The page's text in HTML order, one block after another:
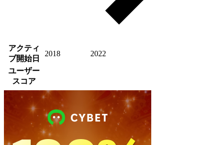
アクティ
ブ開始日
2018 2022
ユーザー
スコア